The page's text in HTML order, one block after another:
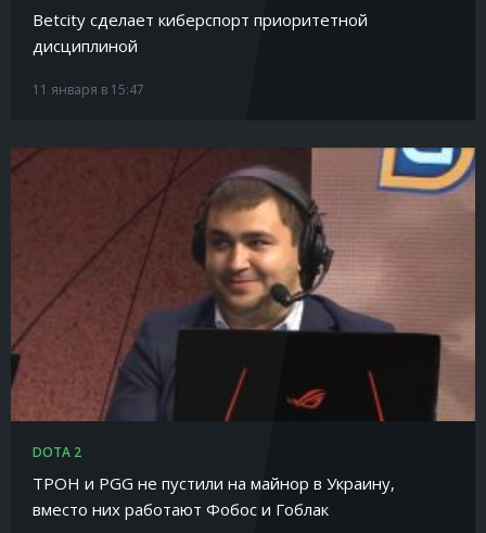
Betcity сделает киберспорт приоритетной
дисциплиной
11 января в 15:47
DOTA 2
TРOH и PGG не пустили на майнор в Украину,
вместо них работают Фобоc и Гоблак